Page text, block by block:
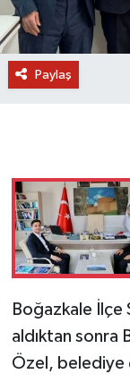
Paylaş
Boğazkale İlçe
aldıktan sonra
Özel, belediye